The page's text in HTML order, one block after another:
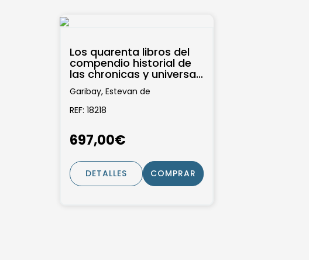
Los quarenta libros del
compendio historial de
las chronicas y universal
historia de todos los
Reynos...
Garibay, Estevan de
REF: 18218
697,00€
DETALLES COMPRAR